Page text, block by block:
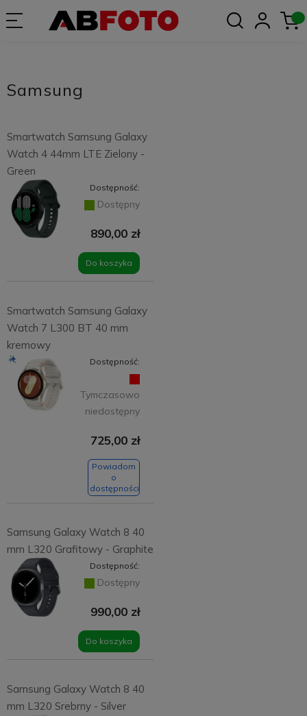
Samsung
Smartwatch Samsung Galaxy
Watch 4 44mm LTE Zielony -
Green
Dostępność:
Dostępny
890,00 zł
Do koszyka
Smartwatch Samsung Galaxy
Watch 7 L300 BT 40 mm
kremowy
Dostępność:
Tymczasowo
niedostępny
725,00 zł
Powiadom
o
dostępności
Samsung Galaxy Watch 8 40
mm L320 Grafitowy - Graphite
Dostępność:
Dostępny
990,00 zł
Do koszyka
Samsung Galaxy Watch 8 40
mm L320 Srebrny - Silver